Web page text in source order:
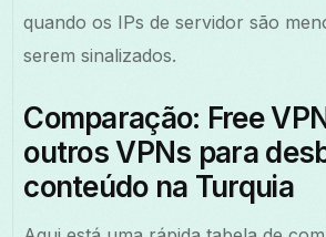
quando os IPs de servidor são
serem sinalizados.
Comparação: Free
outros VPNs para
conteúdo na Turquia